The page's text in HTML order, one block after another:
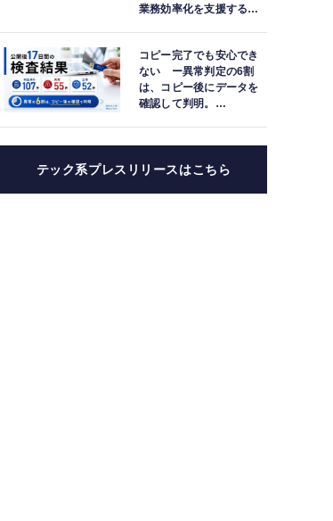
業務効率化を支援する院
紹介
コピー完了でも安心でき
ない ー異常判定の6割
は、コピー後にデータを
確認して判明。
集計
テック系プレスリリースはこちら